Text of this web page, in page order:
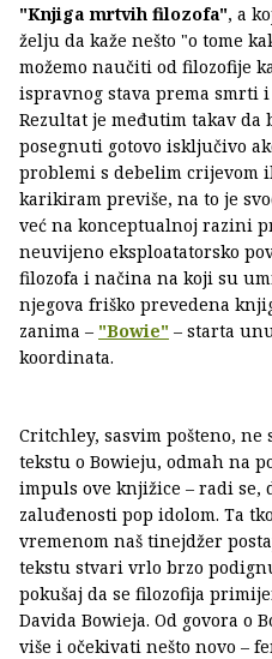
"Knjiga mrtvih filozofa", a
želju da kaže nešto "o tome
možemo naučiti od filozofije
ispravnog stava prema smrti
Rezultat je međutim takav da
posegnuti gotovo isključivo
problemi s debelim crijevom
karikiram previše, na to je
već na konceptualnoj razini
neuvijeno eksploatatorsko
filozofa i načina na koji su
njegova friško prevedena
zanima – "Bowie" – starta
koordinata.
Critchley, sasvim pošteno,
tekstu o Bowieju, odmah na
impuls ove knjižice – radi se,
zaluđenosti pop idolom. Ta
vremenom naš tinejdžer
tekstu stvari vrlo brzo
pokušaj da se filozofija
Davida Bowieja. Od govora o
više i očekivati nešto novo –